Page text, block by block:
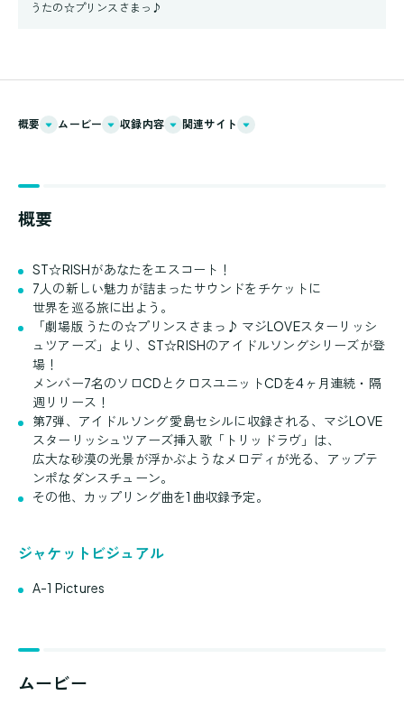
うたの☆プリンスさまっ♪
概要 ムービー 収録内容 関連サイト
概要
ST☆RISHがあなたをエスコート！
7人の新しい魅力が詰まったサウンドをチケットに
世界を巡る旅に出よう。
「劇場版 うたの☆プリンスさまっ♪ マジLOVEスターリッシ
ュツアーズ」より、ST☆RISHのアイドルソングシリーズが登
場！
メンバー7名のソロCDとクロスユニットCDを4ヶ月連続・隔
週リリース！
第7弾、アイドルソング 愛島セシルに収録される、マジLOVE
スターリッシュツアーズ挿入歌「トリッドラヴ」は、
広大な砂漠の光景が浮かぶようなメロディが光る、アップテ
ンポなダンスチューン。
その他、カップリング曲を1曲収録予定。
ジャケットビジュアル
A-1 Pictures
ムービー